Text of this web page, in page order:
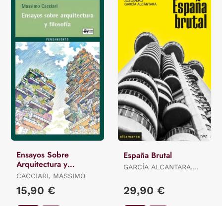
Ensayos Sobre
Arquitectura y
Filosofía
CACCIARI, MASSIMO
15,90 €
España Brutal
GARCÍA ALCANTARA,
29,90 €